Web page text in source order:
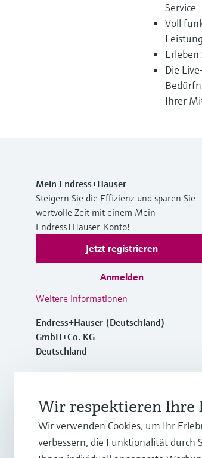
Voll
Die
Ihrer
Mein Endress+Hauser
Steigern Sie die Effizienz und sparen Sie
wertvolle Zeit mit einem Mein
Endress+Hauser-Konto!
Jetzt registrieren
Anmelden
Weitere Informationen
Endress+Hauser (Deutschland)
GmbH+Co. KG
Deutschland
+49 (0)7621 97501
info.de@endress.com
Wir respektieren Ihre
Wir verwenden Cookies, um Ihr
verbessern, die Funktionalität durch